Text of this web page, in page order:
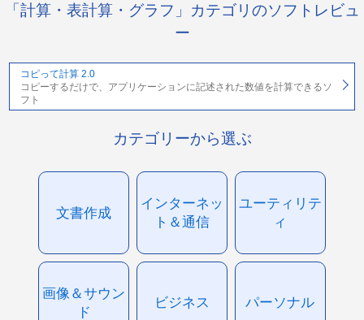
「計算・表計算・グラフ」カテゴリのソフトレビュ
ー
コピって計算 2.0
コピーするだけで、アプリケーションに記述された数値を計算できるソ
フト
カテゴリーから選ぶ
文書作成
インターネッ
ト＆通信
ユーティリテ
ィ
画像＆サウン
ド
ビジネス パーソナル